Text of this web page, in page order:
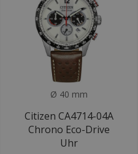
Ø 40 mm
Citizen CA4714-04A
Chrono Eco-Drive
Uhr